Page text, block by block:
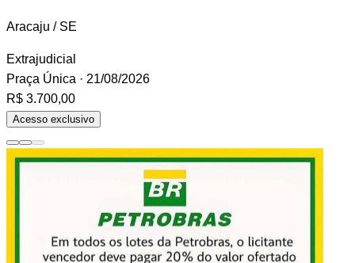
Aracaju / SE
Extrajudicial
Praça Única · 21/08/2026
R$ 3.700,00
Acesso exclusivo